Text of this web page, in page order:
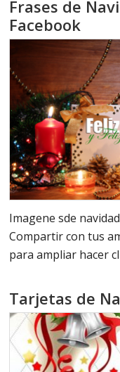
Frases de
Facebook
Imagene sde
Compartir con tus
para ampliar hacer
Tarjetas de